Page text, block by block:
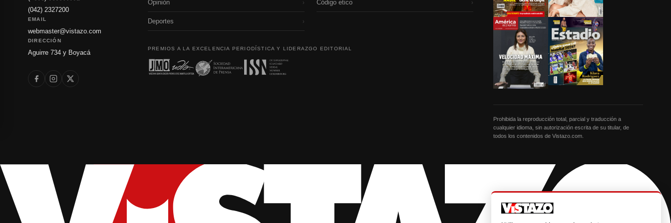
(042) 2327200
EMAIL
webmaster@vistazo.com
DIRECCIÓN
Aguirre 734 y Boyacá
Opinión ›
Deportes ›
Código etico ›
PREMIOS A LA EXCELENCIA PERIODÍSTICA Y LIDERAZGO EDITORIAL
Prohibida la reproducción total, parcial y traducción a
cualquier idioma, sin autorización escrita de su titular, de
todos los contenidos de Vistazo.com.